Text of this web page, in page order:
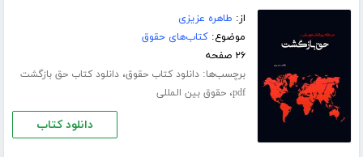
از: طاهره عزیزی
موضوع:کتاب‌های حقوق
۲۶ صفحه
برچسب‌ها:دانلود کتاب حقوق،دانلود کتاب حق بازگشت
pdf،حقوق بین المللی
دانلود کتاب